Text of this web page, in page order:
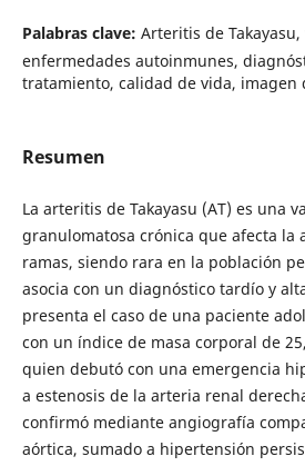
Palabras clave: Arteritis de
enfermedades autoinmunes,
tratamiento, calidad de vida, imagen
Resumen
La arteritis de Takayasu (AT) es una
granulomatosa crónica que afecta la
ramas, siendo rara en la población
asocia con un diagnóstico tardío y
presenta el caso de una paciente
con un índice de masa corporal de
quien debutó con una emergencia
a estenosis de la arteria renal
confirmó mediante angiografía
aórtica, sumado a hipertensión